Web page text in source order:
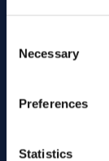
Selection
Necessary
Preferences
Statistics